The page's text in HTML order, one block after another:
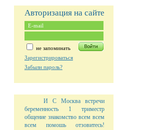
Авторизация на сайте
не запоминать
Зарегистрироваться
Забыли пароль?
И С
Москва встречи
беременность 1 триместр
общение знакомство всем всем
всем
помошь
отзовитесь!